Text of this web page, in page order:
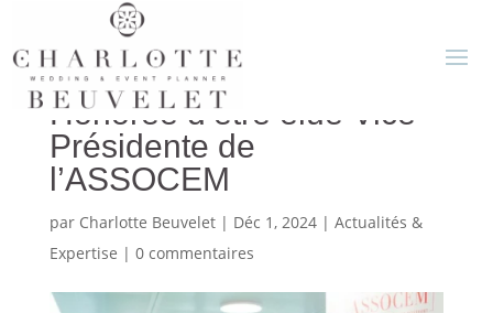
Un nouveau chapitre :
Honorée d’être élue Vice-
Présidente de
l’ASSOCEM
par Charlotte Beuvelet| Déc 1, 2024| Actualités &
Expertise | 0 commentaires